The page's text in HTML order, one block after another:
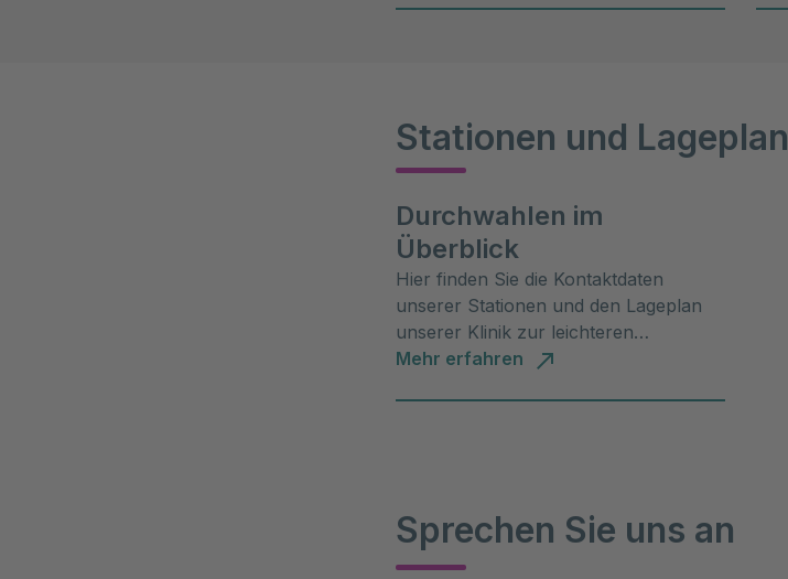
Stationen und Lageplan
Durchwahlen im
Überblick
Hier finden Sie die Kontaktdaten
unserer Stationen und den Lageplan
unserer Klinik zur leichteren
Orientierung.
Mehr erfahren
Sprechen Sie uns an